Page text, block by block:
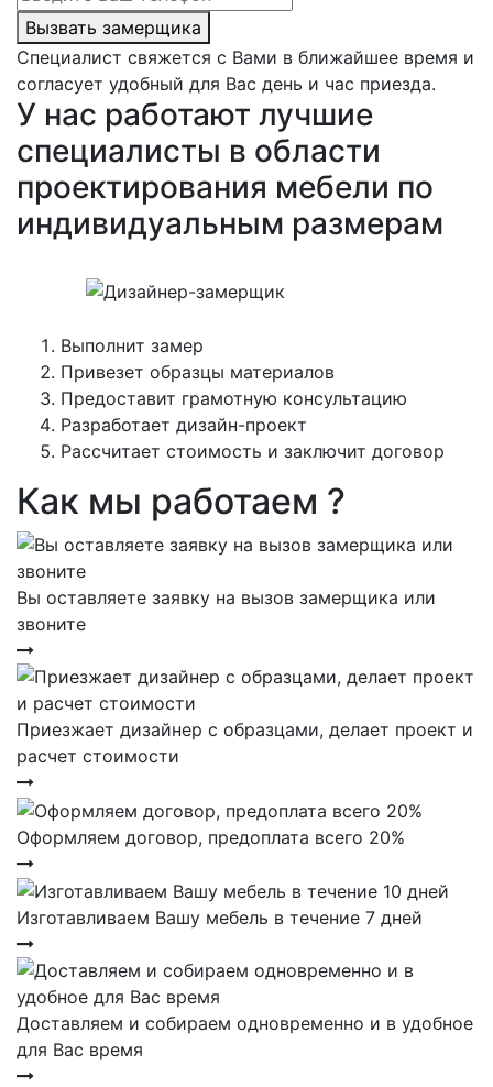
Вызвать замерщика
Специалист свяжется с Вами в ближайшее время и
согласует удобный для Вас день и час приезда.
У нас работают лучшие
специалисты в области
проектирования мебели по
индивидуальным размерам
Выполнит замер
Привезет образцы материалов
Предоставит грамотную консультацию
Разработает дизайн-проект
Рассчитает стоимость и заключит договор
Как мы работаем ?
Вы оставляете заявку на вызов замерщика или
звоните
Приезжает дизайнер с образцами, делает проект и
расчет стоимости
Оформляем договор, предоплата всего 20%
Изготавливаем Вашу мебель в течение 7 дней
Доставляем и собираем одновременно и в удобное
для Вас время